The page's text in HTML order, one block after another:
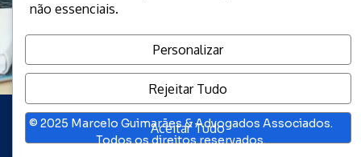
Contato
© 2025 Marcelo Guimarães & Advogados Associados.
Todos os direitos reservados.
não essenciais.
Personalizar
Rejeitar Tudo
Aceitar Tudo